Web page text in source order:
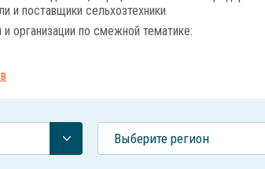
и поставщики сельхозтехники
организации по смежной тематике:
Выберите регион